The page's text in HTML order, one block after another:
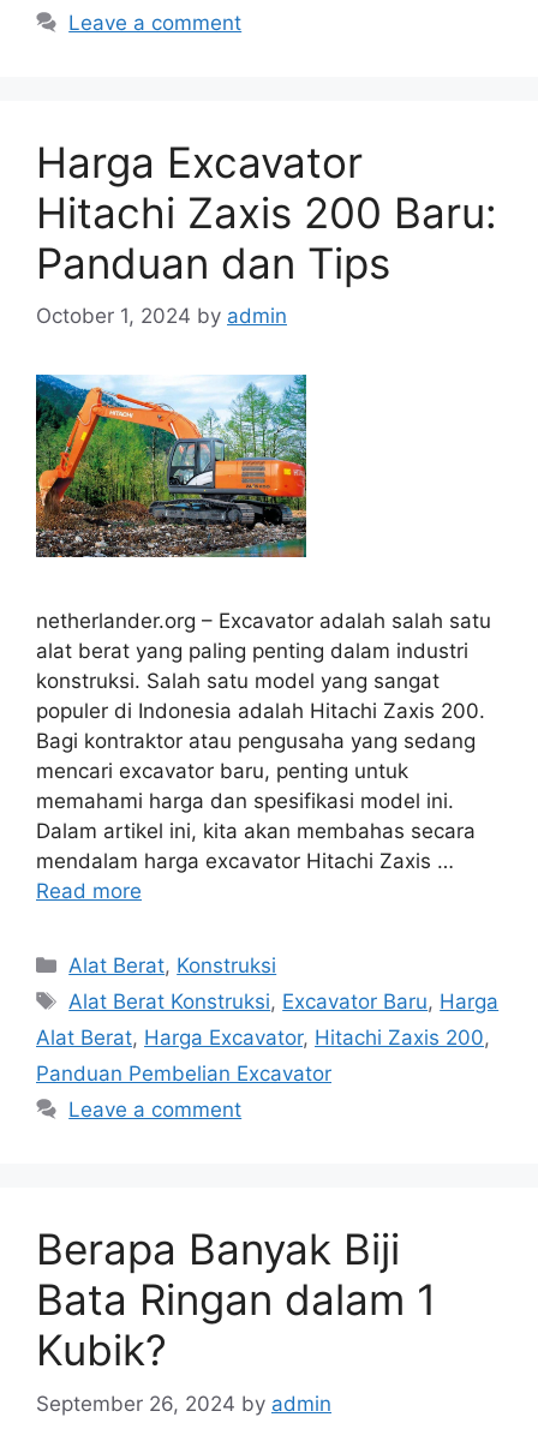
Leave a comment
Harga Excavator
Hitachi Zaxis 200 Baru:
Panduan dan Tips
October 1, 2024 by admin
netherlander.org – Excavator adalah salah satu
alat berat yang paling penting dalam industri
konstruksi. Salah satu model yang sangat
populer di Indonesia adalah Hitachi Zaxis 200.
Bagi kontraktor atau pengusaha yang sedang
mencari excavator baru, penting untuk
memahami harga dan spesifikasi model ini.
Dalam artikel ini, kita akan membahas secara
mendalam harga excavator Hitachi Zaxis …
Read more
Categories
Alat Berat, Konstruksi
Tags
Alat Berat Konstruksi, Excavator Baru, Harga
Alat Berat, Harga Excavator, Hitachi Zaxis 200,
Panduan Pembelian Excavator
Leave a comment
Berapa Banyak Biji
Bata Ringan dalam 1
Kubik?
September 26, 2024 by admin